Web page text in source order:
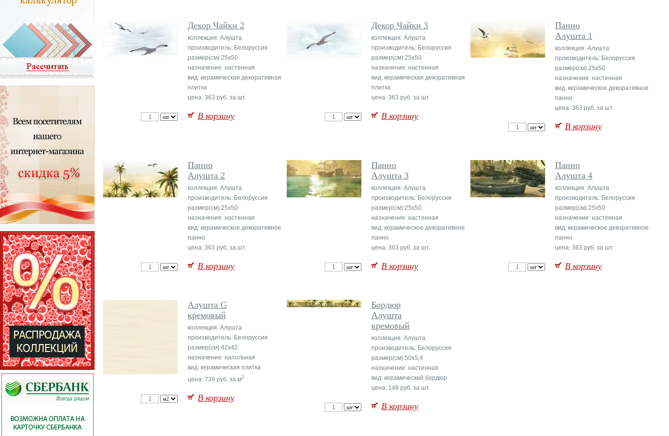
Декор Чайки 2
коллекция: Алушта
производитель: Белоруссия
размер(см):25x50
назначение: настенная
вид: керамическая декоративная
плитка
цена: 363 руб. за шт.
В корзину
Декор Чайки 3
коллекция: Алушта
производитель: Белоруссия
размер(см):25x50
назначение: настенная
вид: керамическая декоративная
плитка
цена: 363 руб. за шт.
В корзину
Панно
Алушта 1
коллекция: Алушта
производитель: Белоруссия
размер(см):25x50
назначение: настенная
вид: керамическое декоративное
панно
цена: 363 руб. за шт.
В корзину
Панно
Алушта 2
коллекция: Алушта
производитель: Белоруссия
размер(см):25x50
назначение: настенная
вид: керамическое декоративное
панно
цена: 363 руб. за шт.
В корзину
Панно
Алушта 3
коллекция: Алушта
производитель: Белоруссия
размер(см):25x50
назначение: настенная
вид: керамическое декоративное
панно
цена: 363 руб. за шт.
В корзину
Панно
Алушта 4
коллекция: Алушта
производитель: Белоруссия
размер(см):25x50
назначение: настенная
вид: керамическое декоративное
панно
цена: 363 руб. за шт.
В корзину
Алушта G
кремовый
коллекция: Алушта
производитель: Белоруссия
размер(см):42x42
назначение: напольная
вид: керамическая плитка
цена: 739 руб. за м2
В корзину
Бордюр
Алушта
кремовый
коллекция: Алушта
производитель: Белоруссия
размер(см):50x5,4
назначение: настенная
вид: керамический бордюр
цена: 148 руб. за шт.
В корзину